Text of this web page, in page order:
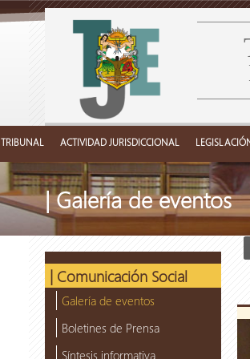
TRIBUNAL ACTIVIDAD JURISDICCIONAL
| Galería de eventos
| Comunicación Social
Galería de eventos
Boletines de Prensa
Síntesis informativa